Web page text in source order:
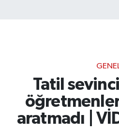
Tatil
aratmadı |
Diğer
Dünya
Haber Arşivi